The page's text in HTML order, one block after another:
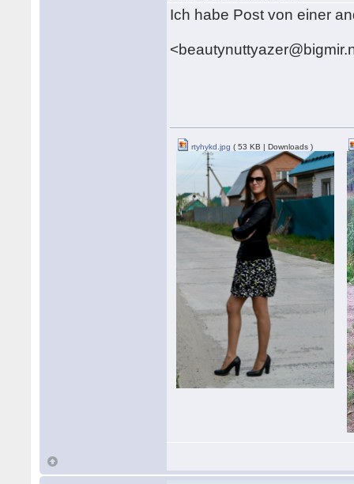
Ich habe Post von einer
rtyhykd.jpg ( 53 KB | Downloads )